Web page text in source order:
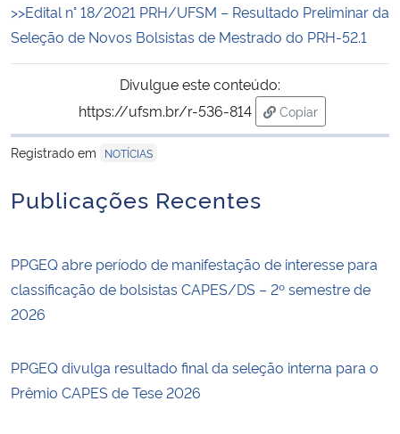
Ministério do Turismo
Ministério do Desenvolvimento Regional
Controladoria-Geral da União
Ministério da Mulher, da Família e dos Direitos Humanos
Secretaria de Governo
Advocacia-Geral da União
>>Edital n° 18/2021 PRH/UFSM – Resultado Preliminar da
Seleção de Novos Bolsistas de Mestrado do PRH-52.1
Divulgue este conteúdo:
https://ufsm.br/r-536-814
Copiar
para área de
Registrado em
NOTÍCIAS
Publicações Recentes
PPGEQ abre período de manifestação de interesse para
classificação de bolsistas CAPES/DS – 2º semestre de
2026
PPGEQ divulga resultado final da seleção interna para o
Prêmio CAPES de Tese 2026